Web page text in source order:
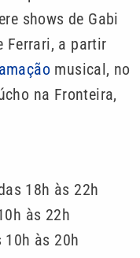
shows de Gabi
Ferrari, a partir
musical, no
na Fronteira,
18h às 22h
às 22h
10h às 20h